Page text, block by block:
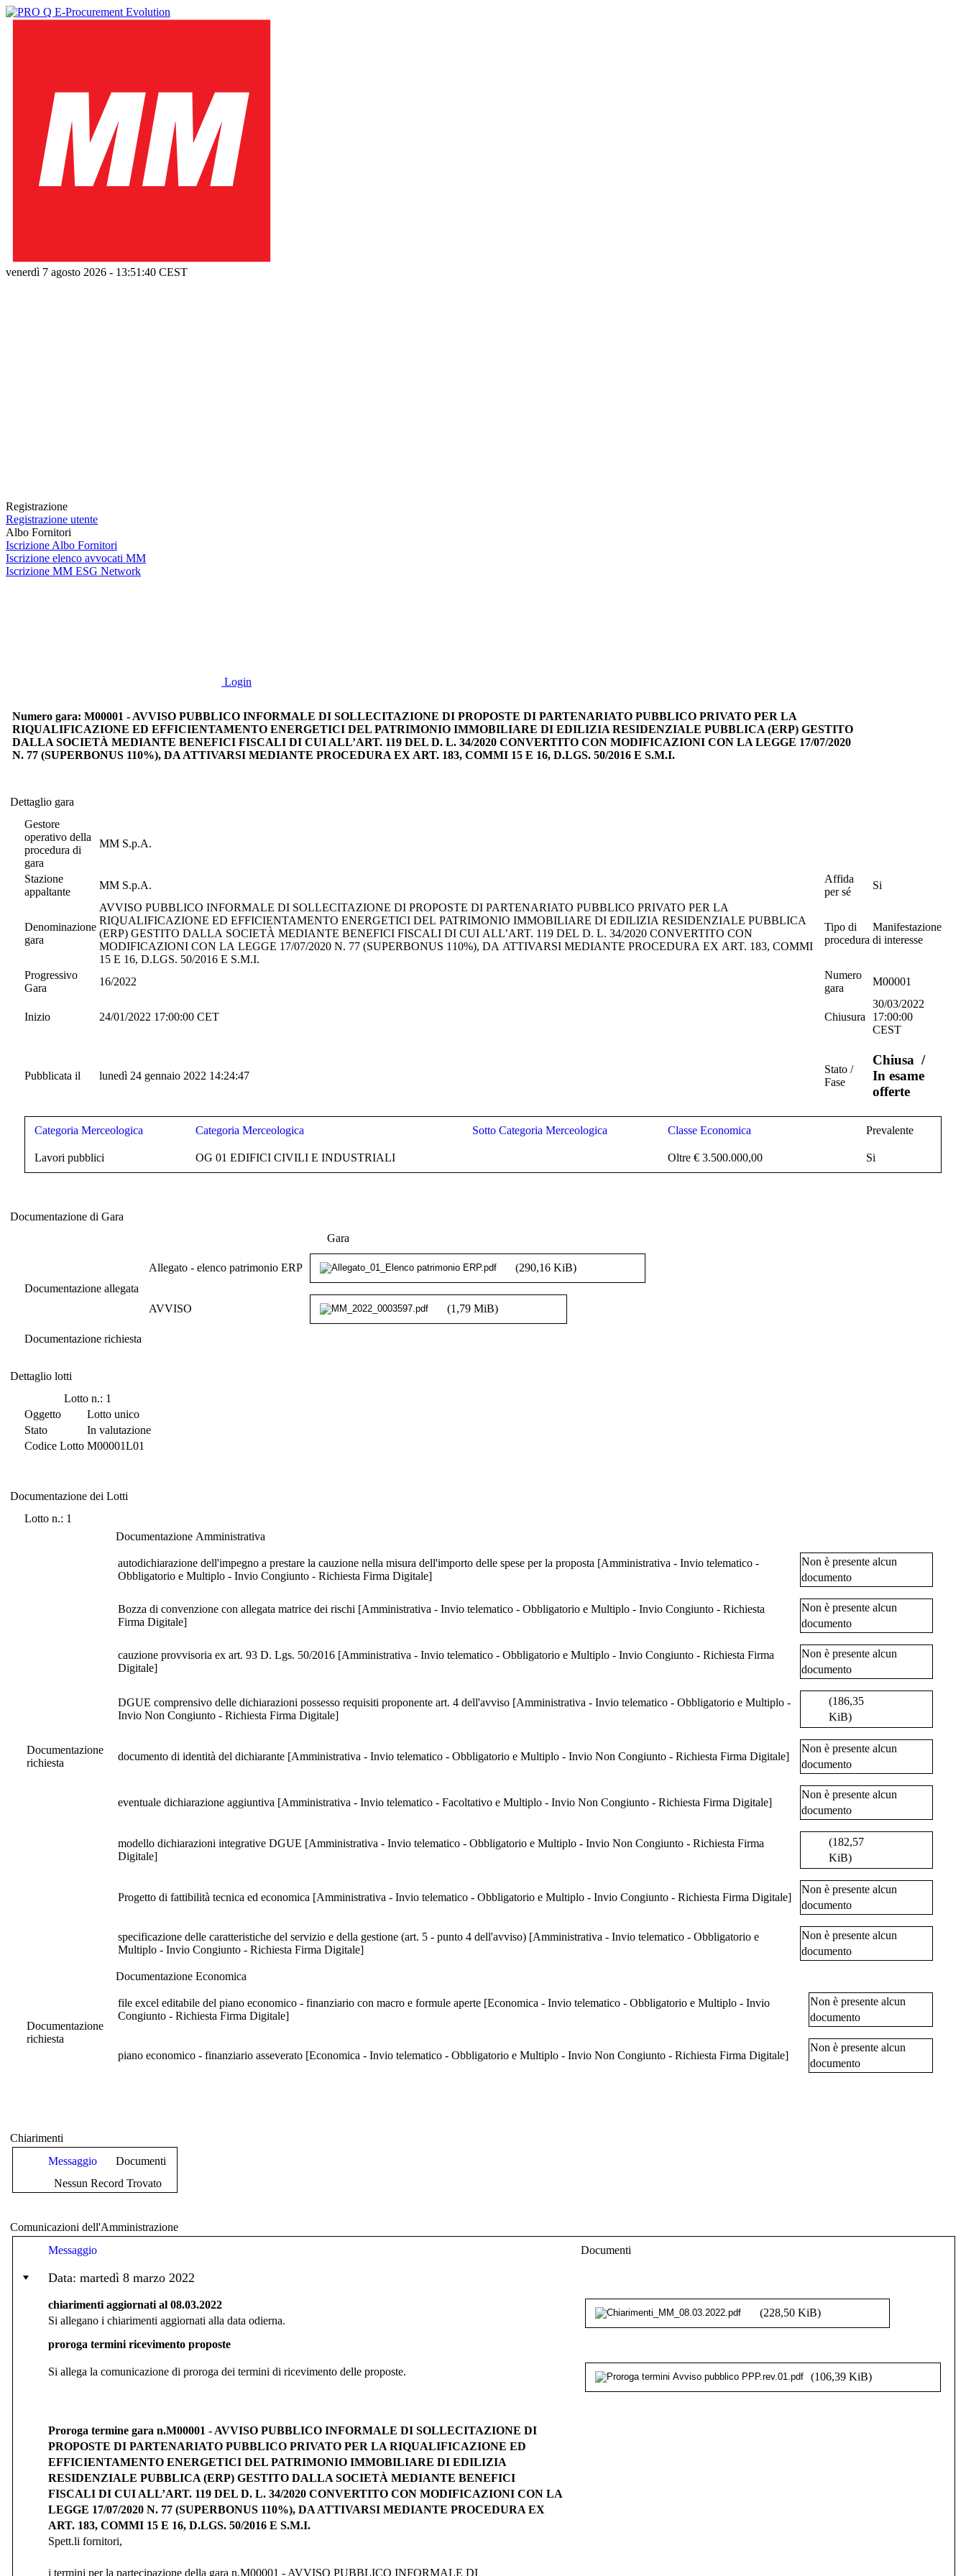
venerdì 7 agosto 2026 - 13:51:41 CEST
Registrazione
Registrazione utente
Albo Fornitori
Iscrizione Albo Fornitori
Iscrizione elenco avvocati MM
Iscrizione MM ESG Network
Login
Numero gara: M00001 - AVVISO PUBBLICO INFORMALE DI SOLLECITAZIONE DI PROPOSTE DI PARTENARIATO PUBBLICO PRIVATO PER LA
RIQUALIFICAZIONE ED EFFICIENTAMENTO ENERGETICI DEL PATRIMONIO IMMOBILIARE DI EDILIZIA RESIDENZIALE PUBBLICA (ERP) GESTITO
DALLA SOCIETÀ MEDIANTE BENEFICI FISCALI DI CUI ALL’ART. 119 DEL D. L. 34/2020 CONVERTITO CON MODIFICAZIONI CON LA LEGGE 17/07/2020
N. 77 (SUPERBONUS 110%), DA ATTIVARSI MEDIANTE PROCEDURA EX ART. 183, COMMI 15 E 16, D.LGS. 50/2016 E S.M.I.
Dettaglio gara
Gestore
operativo della
procedura di
gara
MM S.p.A.
Stazione
appaltante
MM S.p.A.
Affida
per sé
Si
Denominazione
gara
AVVISO PUBBLICO INFORMALE DI SOLLECITAZIONE DI PROPOSTE DI PARTENARIATO PUBBLICO PRIVATO PER LA
RIQUALIFICAZIONE ED EFFICIENTAMENTO ENERGETICI DEL PATRIMONIO IMMOBILIARE DI EDILIZIA RESIDENZIALE PUBBLICA
(ERP) GESTITO DALLA SOCIETÀ MEDIANTE BENEFICI FISCALI DI CUI ALL’ART. 119 DEL D. L. 34/2020 CONVERTITO CON
MODIFICAZIONI CON LA LEGGE 17/07/2020 N. 77 (SUPERBONUS 110%), DA ATTIVARSI MEDIANTE PROCEDURA EX ART. 183, COMMI
15 E 16, D.LGS. 50/2016 E S.M.I.
Tipo di
procedura
Manifestazione
di interesse
Progressivo
Gara
16/2022
Numero
gara
M00001
Inizio 24/01/2022 17:00:00 CET Chiusura
30/03/2022
17:00:00
CEST
Pubblicata il lunedì 24 gennaio 2022 14:24:47
Stato /
Fase
Chiusa /
In esame
offerte
Categoria Merceologica Categoria Merceologica Sotto Categoria Merceologica Classe Economica Prevalente
Lavori pubblici OG 01 EDIFICI CIVILI E INDUSTRIALI Oltre € 3.500.000,00 Si
Documentazione di Gara
Gara
Documentazione allegata
Allegato - elenco patrimonio ERP (290,16 KiB)
AVVISO (1,79 MiB)
Documentazione richiesta
Dettaglio lotti
Lotto n.: 1
Oggetto
Lotto unico
Stato
In valutazione
Codice Lotto M00001L01
Documentazione dei Lotti
Lotto n.: 1
Documentazione Amministrativa
Documentazione
richiesta
autodichiarazione dell'impegno a prestare la cauzione nella misura dell'importo delle spese per la proposta [Amministrativa - Invio telematico -
Obbligatorio e Multiplo - Invio Congiunto - Richiesta Firma Digitale]
Non è presente alcun
documento
Bozza di convenzione con allegata matrice dei rischi [Amministrativa - Invio telematico - Obbligatorio e Multiplo - Invio Congiunto - Richiesta
Firma Digitale]
Non è presente alcun
documento
cauzione provvisoria ex art. 93 D. Lgs. 50/2016 [Amministrativa - Invio telematico - Obbligatorio e Multiplo - Invio Congiunto - Richiesta Firma
Digitale]
Non è presente alcun
documento
DGUE comprensivo delle dichiarazioni possesso requisiti proponente art. 4 dell'avviso [Amministrativa - Invio telematico - Obbligatorio e Multiplo -
Invio Non Congiunto - Richiesta Firma Digitale]
(186,35
KiB)
documento di identità del dichiarante [Amministrativa - Invio telematico - Obbligatorio e Multiplo - Invio Non Congiunto - Richiesta Firma Digitale]
Non è presente alcun
documento
eventuale dichiarazione aggiuntiva [Amministrativa - Invio telematico - Facoltativo e Multiplo - Invio Non Congiunto - Richiesta Firma Digitale]
Non è presente alcun
documento
modello dichiarazioni integrative DGUE [Amministrativa - Invio telematico - Obbligatorio e Multiplo - Invio Non Congiunto - Richiesta Firma
Digitale]
(182,57
KiB)
Progetto di fattibilità tecnica ed economica [Amministrativa - Invio telematico - Obbligatorio e Multiplo - Invio Congiunto - Richiesta Firma Digitale]
Non è presente alcun
documento
specificazione delle caratteristiche del servizio e della gestione (art. 5 - punto 4 dell'avviso) [Amministrativa - Invio telematico - Obbligatorio e
Multiplo - Invio Congiunto - Richiesta Firma Digitale]
Non è presente alcun
documento
Documentazione Economica
Documentazione
richiesta
file excel editabile del piano economico - finanziario con macro e formule aperte [Economica - Invio telematico - Obbligatorio e Multiplo - Invio
Congiunto - Richiesta Firma Digitale]
Non è presente alcun
documento
piano economico - finanziario asseverato [Economica - Invio telematico - Obbligatorio e Multiplo - Invio Non Congiunto - Richiesta Firma Digitale]
Non è presente alcun
documento
Chiarimenti
Messaggio
Documenti
Nessun Record Trovato
Comunicazioni dell'Amministrazione
Messaggio
Documenti
Data: martedì 8 marzo 2022
chiarimenti aggiornati al 08.03.2022
Si allegano i chiarimenti aggiornati alla data odierna.
(228,50 KiB)
proroga termini ricevimento proposte
Si allega la comunicazione di proroga dei termini di ricevimento delle proposte. (106,39 KiB)
Proroga termine gara n.M00001 - AVVISO PUBBLICO INFORMALE DI SOLLECITAZIONE DI
PROPOSTE DI PARTENARIATO PUBBLICO PRIVATO PER LA RIQUALIFICAZIONE ED
EFFICIENTAMENTO ENERGETICI DEL PATRIMONIO IMMOBILIARE DI EDILIZIA
RESIDENZIALE PUBBLICA (ERP) GESTITO DALLA SOCIETÀ MEDIANTE BENEFICI
FISCALI DI CUI ALL’ART. 119 DEL D. L. 34/2020 CONVERTITO CON MODIFICAZIONI CON LA
LEGGE 17/07/2020 N. 77 (SUPERBONUS 110%), DA ATTIVARSI MEDIANTE PROCEDURA EX
ART. 183, COMMI 15 E 16, D.LGS. 50/2016 E S.M.I.
Spett.li fornitori,
i termini per la partecipazione della gara n.M00001 - AVVISO PUBBLICO INFORMALE DI